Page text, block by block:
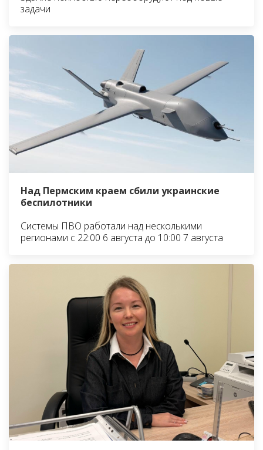
задачи
Над Пермским краем сбили украинские
беспилотники
Системы ПВО работали над несколькими
регионами с 22:00 6 августа до 10:00 7 августа